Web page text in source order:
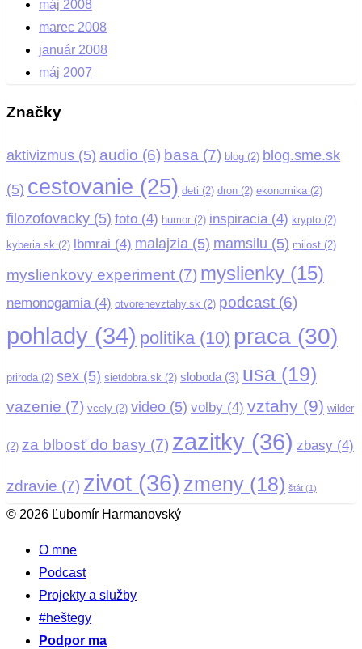
máj 2008
marec 2008
január 2008
máj 2007
Značky
aktivizmus (5) audio (6) basa (7) blog (2) blog.sme.sk
(5) cestovanie (25) deti (2) dron (2) ekonomika (2)
filozofovacky (5) foto (4) humor (2) inspiracia (4) krypto (2)
kyberia.sk (2) lbmrai (4) malajzia (5) mamsilu (5) milost (2)
myslienkovy experiment (7) myslienky (15)
nemonogamia (4) otvorenevztahy.sk (2) podcast (6)
pohlady (34) politika (10) praca (30)
priroda (2) sex (5) sietdobra.sk (2) sloboda (3) usa (19)
vazenie (7) vcely (2) video (5) volby (4) vztahy (9) wilder
(2) za blbosť do basy (7) zazitky (36) zbasy (4)
zdravie (7) zivot (36) zmeny (18) štát (1)
© 2026 Ľubomír Harmanovský
O mne
Podcast
Projekty a služby
#heštegy
Podpor ma